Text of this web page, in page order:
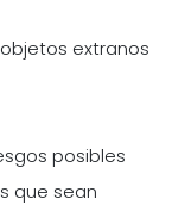
extranos
posibles
que sean